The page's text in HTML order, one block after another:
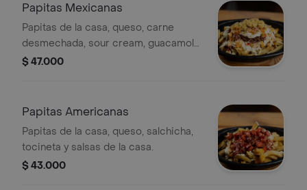
Papitas Mexicanas
Papitas de la casa, queso, carne
desmechada, sour cream, guacamole,
pico de gallo y salsas de la casa.
$ 47.000
Papitas Americanas
Papitas de la casa, queso, salchicha,
tocineta y salsas de la casa.
$ 43.000